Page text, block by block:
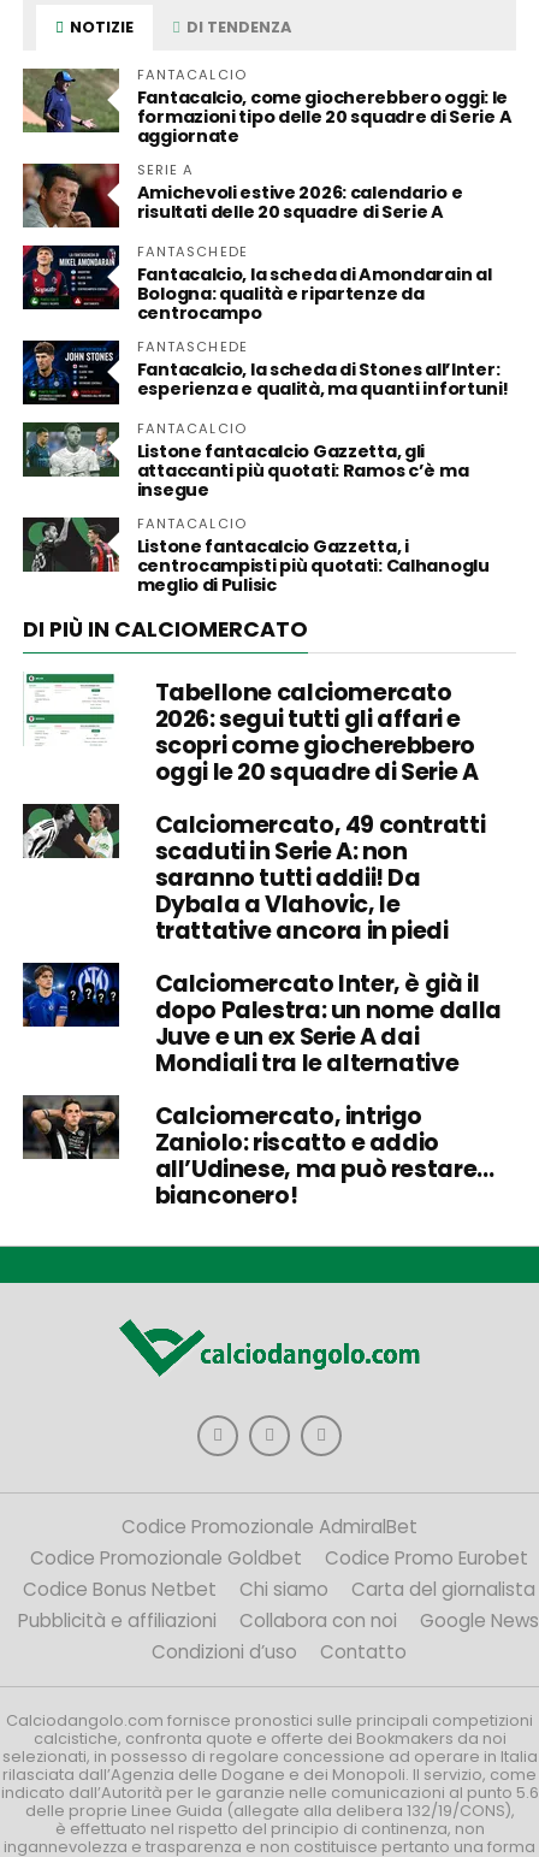
NOTIZIE DI TENDENZA
FANTACALCIO
Fantacalcio, come giocherebbero oggi: le
formazioni tipo delle 20 squadre di Serie A
aggiornate
SERIE A
Amichevoli estive 2026: calendario e
risultati delle 20 squadre di Serie A
FANTASCHEDE
Fantacalcio, la scheda di Amondarain al
Bologna: qualità e ripartenze da
centrocampo
FANTASCHEDE
Fantacalcio, la scheda di Stones all’Inter:
esperienza e qualità, ma quanti infortuni!
FANTACALCIO
Listone fantacalcio Gazzetta, gli
attaccanti più quotati: Ramos c’è ma
insegue
FANTACALCIO
Listone fantacalcio Gazzetta, i
centrocampisti più quotati: Calhanoglu
meglio di Pulisic
DI PIÙ IN CALCIOMERCATO
Tabellone calciomercato
2026: segui tutti gli affari e
scopri come giocherebbero
oggi le 20 squadre di Serie A
Calciomercato, 49 contratti
scaduti in Serie A: non
saranno tutti addii! Da
Dybala a Vlahovic, le
trattative ancora in piedi
Calciomercato Inter, è già il
dopo Palestra: un nome dalla
Juve e un ex Serie A dai
Mondiali tra le alternative
Calciomercato, intrigo
Zaniolo: riscatto e addio
all’Udinese, ma può restare…
bianconero!
Codice Promozionale AdmiralBet
Codice Promozionale Goldbet
Codice Promo Eurobet
Codice Bonus Netbet
Chi siamo
Carta del giornalista
Pubblicità e affiliazioni
Collabora con noi
Google News
Condizioni d’uso
Contatto
Calciodangolo.com fornisce pronostici sulle principali competizioni
calcistiche, confronta quote e offerte dei Bookmakers da noi
selezionati, in possesso di regolare concessione ad operare in Italia
rilasciata dall’Agenzia delle Dogane e dei Monopoli. Il servizio, come
indicato dall’Autorità per le garanzie nelle comunicazioni al punto 5.6
delle proprie Linee Guida (allegate alla delibera 132/19/CONS),
è effettuato nel rispetto del principio di continenza, non
ingannevolezza e trasparenza e non costituisce pertanto una forma